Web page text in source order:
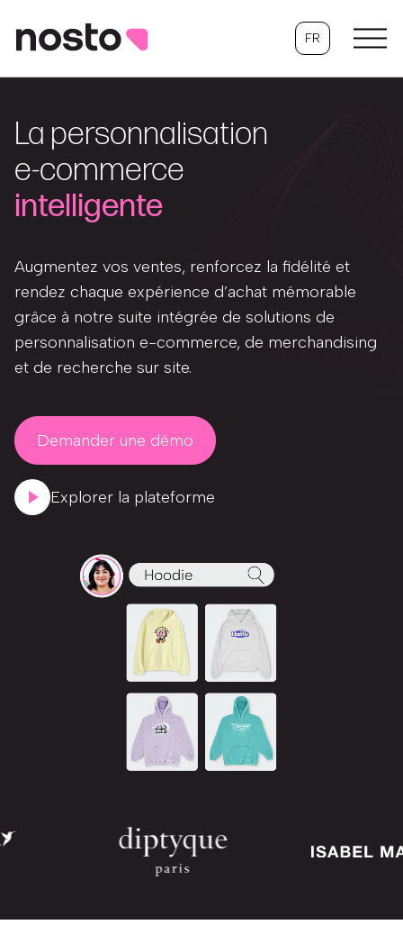
FR
La personnalisation
e-commerce
intelligente
Augmentez vos ventes, renforcez la fidélité et
rendez chaque expérience d’achat mémorable
grâce à notre suite intégrée de solutions de
personnalisation e-commerce, de merchandising
et de recherche sur site.
Demander une démo
Explorer la plateforme